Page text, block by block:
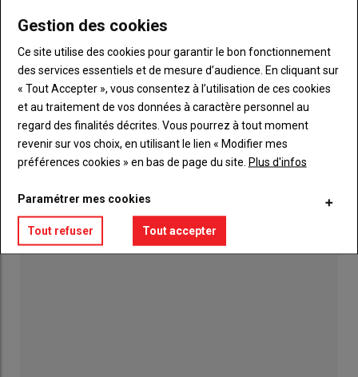
Le banc d'essai, la solution pour vérifier la
puissance de votre moteur
Terre en Fête. « Tellement de choses à voir qu'il
faut venir les deux jours »
06 août 2026
Gestion des cookies
Ce site utilise des cookies pour garantir le bon fonctionnement
des services essentiels et de mesure d’audience. En cliquant sur
« Tout Accepter », vous consentez à l’utilisation de ces cookies
et au traitement de vos données à caractère personnel au
regard des finalités décrites. Vous pourrez à tout moment
revenir sur vos choix, en utilisant le lien « Modifier mes
préférences cookies » en bas de page du site. Plus d'infos
Paramétrer mes cookies
Tout refuser Tout accepter